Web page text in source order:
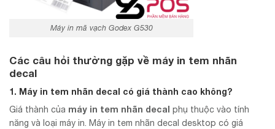
Máy in mã vạch Godex G530
Các câu hỏi thường gặp về máy in tem nhãn
decal
1. Máy in tem nhãn decal có giá thành cao không?
Giá thành của máy in tem nhãn decal phụ thuộc vào tính
năng và loại máy in. Máy in tem nhãn decal desktop có giá